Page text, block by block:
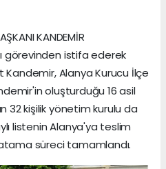
KANDEMİR
görevinden istifa ederek
Kandemir, Alanya Kurucu İlçe
oluşturduğu 16 asil
32 kişilik yönetim kurulu da
listenin Alanya'ya teslim
süreci tamamlandı.